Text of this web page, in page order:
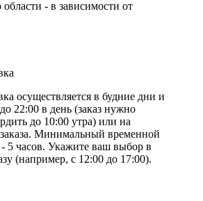
области - в зависимости от
осуществляется в будние дни и
22:00 в день (заказ нужно
до 10:00 утра) или на
Минимальный временной
- 5 часов. Укажите ваш выбор в
(например, с 12:00 до 17:00).